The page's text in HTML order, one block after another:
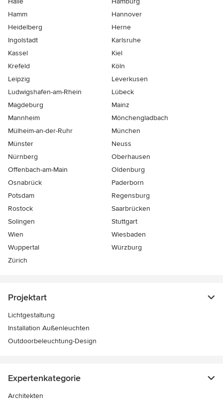
Hamm
Hannover
Heidelberg
Herne
Ingolstadt
Karlsruhe
Kassel
Kiel
Krefeld
Köln
Leipzig
Leverkusen
Ludwigshafen-am-Rhein
Lübeck
Magdeburg
Mainz
Mannheim
Mönchen­gladbach
Mülheim-an-der-Ruhr
München
Münster
Neuss
Nürnberg
Oberhausen
Offenbach-am-Main
Oldenburg
Osnabrück
Paderborn
Potsdam
Regensburg
Rostock
Saarbrücken
Solingen
Stuttgart
Wien
Wiesbaden
Wuppertal
Würzburg
Zürich
Projektart
Lichtgestaltung
Installation Außenleuchten
Outdoorbeleuchtung-Design
Expertenkategorie
Architekten